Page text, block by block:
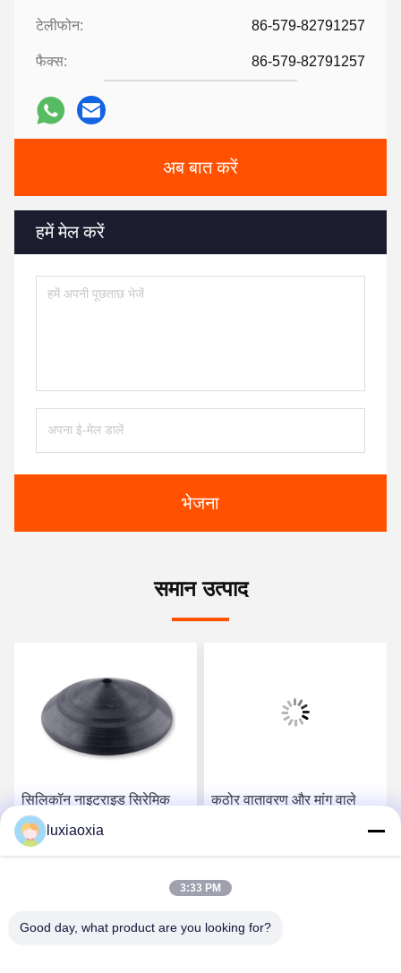
टेलीफोन: 86-579-82791257
फैक्स: 86-579-82791257
अब बात करें
हमें मेल करें
भेजना
समान उत्पाद
सिलिकॉन नाइट्राइड सिरेमिक
छाता डिस्क - उच्च तापमान
कार्यात्मक घटक के साथ केंद्रित
सबसे अच्छी कीमत पाएं
कठोर वातावरण और मांग वाले
luxiaoxia
3:33 PM
Good day, what product are you looking for?